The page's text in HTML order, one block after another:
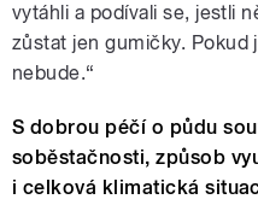
vytáhli a podívali se, jestli
zůstat jen gumičky. Pokud
nebude.“
S dobrou péčí o půdu
soběstačnosti, způsob
i celková klimatická